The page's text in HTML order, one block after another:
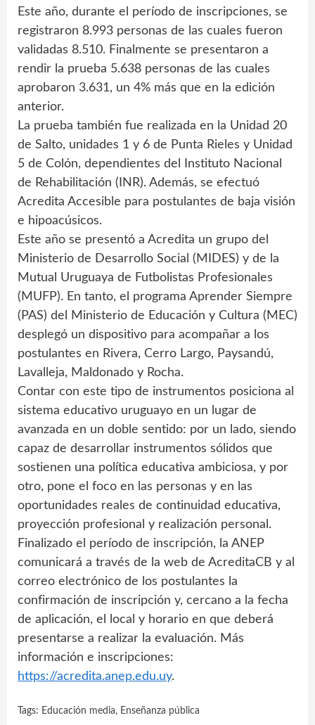
Este año, durante el período de inscripciones, se
registraron 8.993 personas de las cuales fueron
validadas 8.510. Finalmente se presentaron a
rendir la prueba 5.638 personas de las cuales
aprobaron 3.631, un 4% más que en la edición
anterior.
La prueba también fue realizada en la Unidad 20
de Salto, unidades 1 y 6 de Punta Rieles y Unidad
5 de Colón, dependientes del Instituto Nacional
de Rehabilitación (INR). Además, se efectuó
Acredita Accesible para postulantes de baja visión
e hipoacúsicos.
Este año se presentó a Acredita un grupo del
Ministerio de Desarrollo Social (MIDES) y de la
Mutual Uruguaya de Futbolistas Profesionales
(MUFP). En tanto, el programa Aprender Siempre
(PAS) del Ministerio de Educación y Cultura (MEC)
desplegó un dispositivo para acompañar a los
postulantes en Rivera, Cerro Largo, Paysandú,
Lavalleja, Maldonado y Rocha.
Contar con este tipo de instrumentos posiciona al
sistema educativo uruguayo en un lugar de
avanzada en un doble sentido: por un lado, siendo
capaz de desarrollar instrumentos sólidos que
sostienen una política educativa ambiciosa, y por
otro, pone el foco en las personas y en las
oportunidades reales de continuidad educativa,
proyección profesional y realización personal.
Finalizado el período de inscripción, la ANEP
comunicará a través de la web de AcreditaCB y al
correo electrónico de los postulantes la
confirmación de inscripción y, cercano a la fecha
de aplicación, el local y horario en que deberá
presentarse a realizar la evaluación. Más
información e inscripciones:
https://acredita.anep.edu.uy.
Tags: Educación media, Enseñanza pública